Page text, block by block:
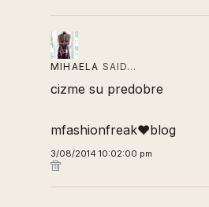
MIHAELA SAID…
cizme su predobre
mfashionfreak♥blog
3/08/2014 10:02:00 pm